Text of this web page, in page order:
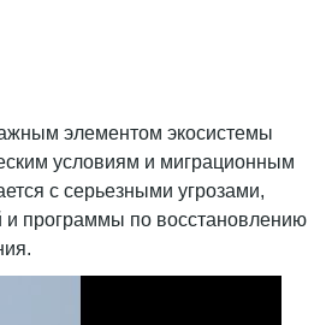
элементом экосистемы
условиям и миграционным
с серьезными угрозами,
и программы по восстановлению